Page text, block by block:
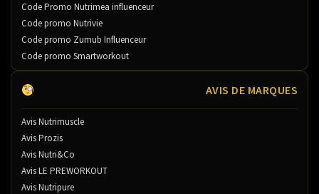
Code Promo Nutrimea influenceur
Code promo Nutrivie
Code promo Zumub Influenceur
Code promo Smartworkout
AVIS DE MARQUES
Avis Nutrimuscle
Avis Prozis
Avis Nutri&Co
Avis LE PREWORKOUT
Avis Nutripure